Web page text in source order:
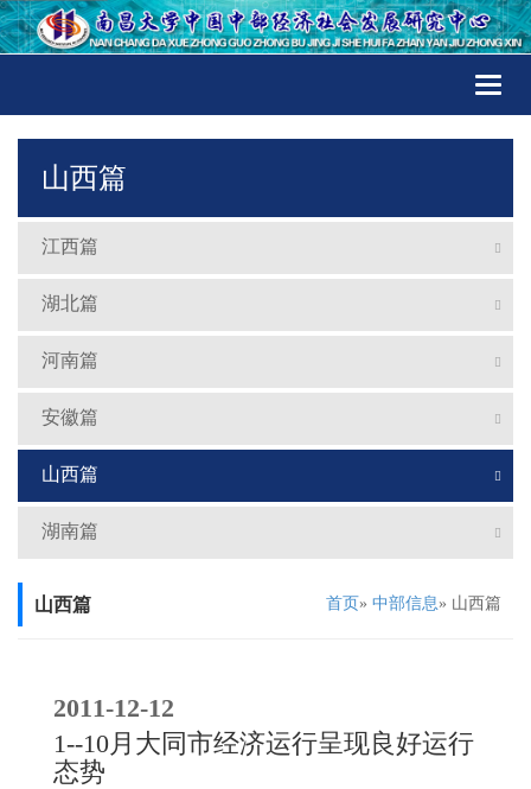
山西篇
江西篇
湖北篇
河南篇
安徽篇
山西篇
湖南篇
山西篇 首页» 中部信息» 山西篇
2011-12-12
1--10月大同市经济运行呈现良好运行
态势